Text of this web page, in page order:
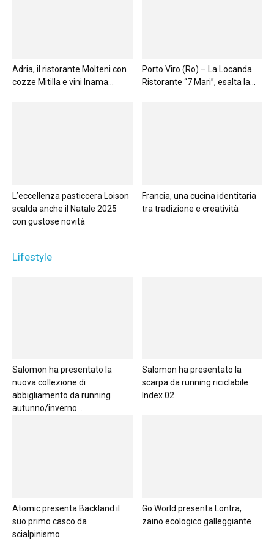
Adria, il ristorante Molteni con
cozze Mitilla e vini Inama...
Porto Viro (Ro) – La Locanda
Ristorante “7 Mari”, esalta la...
L’eccellenza pasticcera Loison
scalda anche il Natale 2025
con gustose novità
Francia, una cucina identitaria
tra tradizione e creatività
Lifestyle
Salomon ha presentato la
nuova collezione di
abbigliamento da running
autunno/inverno...
Salomon ha presentato la
scarpa da running riciclabile
Index.02
Atomic presenta Backland il
suo primo casco da
scialpinismo
Go World presenta Lontra,
zaino ecologico galleggiante